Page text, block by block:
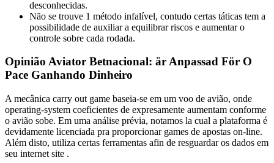
desconhecidas.
Não se trouve 1 método infalível, contudo certas táticas tem a
possibilidade de auxiliar a equilibrar riscos e aumentar o
controle sobre cada rodada.
Opinião Aviator Betnacional: är Anpassad För O
Pace Ganhando Dinheiro
A mecânica carry out game baseia-se em um voo de avião, onde
operating-system coeficientes de expresamente aumentam conforme
o avião sobe. Em uma análise prévia, notamos la cual a plataforma é
devidamente licenciada pra proporcionar games de apostas on-line.
Além disto, utiliza certas ferramentas afin de resguardar os dados em
seu internet site .